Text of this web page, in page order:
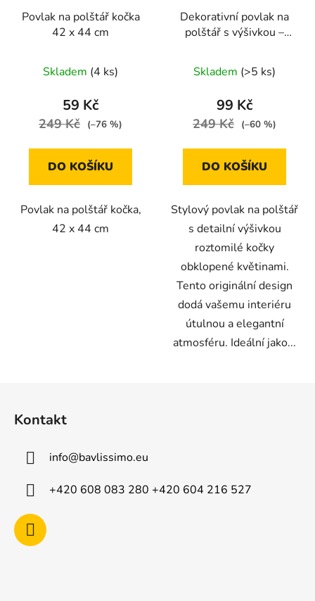
Povlak na polštář kočka
42 x 44 cm
Skladem (4 ks)
59 Kč
249 Kč (–76 %)
DO KOŠÍKU
Povlak na polštář kočka,
42 x 44 cm
Dekorativní povlak na
polštář s výšivkou –
Skladem (>5 ks)
99 Kč
249 Kč (–60 %)
DO KOŠÍKU
Stylový povlak na polštář
s detailní výšivkou
roztomilé kočky
obklopené květinami.
Tento originální design
dodá vašemu interiéru
útulnou a elegantní
atmosféru. Ideální jako...
Kontakt
info@bavlissimo.eu
+420 608 083 280 +420 604 216 527